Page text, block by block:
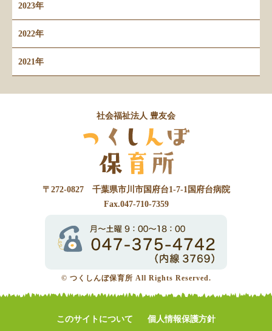
2023年
2022年
2021年
社会福祉法人 豊友会
〒272-0827 千葉県市川市国府台1-7-1国府台病院
Fax.047-710-7359
© つくしんぼ保育所 All Rights Reserved.
このサイトについて 個人情報保護方針